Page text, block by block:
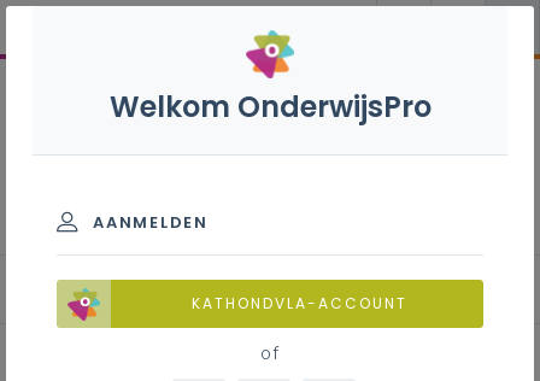
Waarover kan de schoolraad beslissen?
Welkom OnderwijsPro
AANMELDEN
KATHONDVLA-ACCOUNT
of